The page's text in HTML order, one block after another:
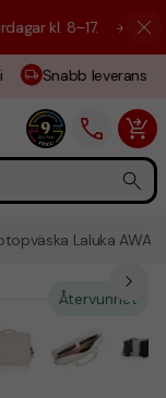
kl. 8–17. ☀️ Vi är
Snabb leverans
Laluka
Återvunnet